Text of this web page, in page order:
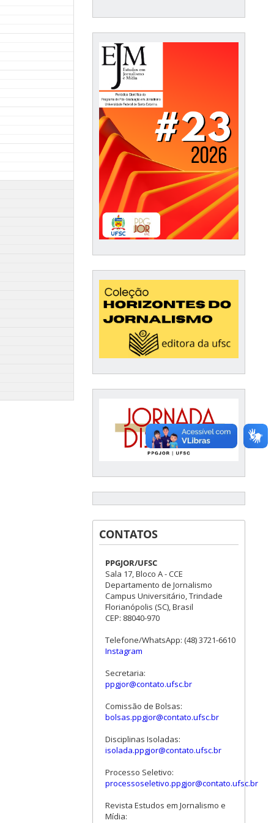
CONTATOS
PPGJOR/UFSC
Sala 17, Bloco A - CCE
Departamento de Jornalismo
Campus Universitário, Trindade
Florianópolis (SC), Brasil
CEP: 88040-970
Telefone/WhatsApp: (48) 3721-6610
Instagram
Secretaria:
ppgjor@contato.ufsc.br
Comissão de Bolsas:
bolsas.ppgjor@contato.ufsc.br
Disciplinas Isoladas:
isolada.ppgjor@contato.ufsc.br
Processo Seletivo:
processoseletivo.ppgjor@contato.ufsc.br
Revista Estudos em Jornalismo e
Mídia: